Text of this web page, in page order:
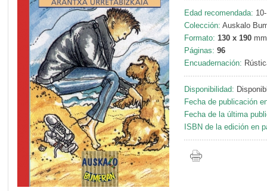
Edad recomendada:
Colección: Auskalo
Formato: 130 x 190 mm
Páginas: 96
Encuadernación:
Disponibilidad:
Fecha de publicación
Fecha de la última
ISBN de la edición en